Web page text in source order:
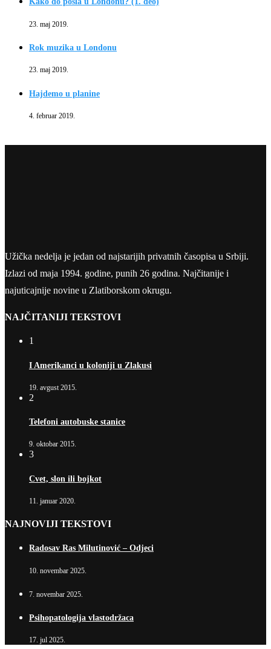
23. maj 2019.
Rok muzika u Londonu
23. maj 2019.
Hajdemo u planine
4. februar 2019.
Užička nedelja je jedan od najstarijih privatnih časopisa u Srbiji.
Izlazi od maja 1994. godine, punih 26 godina. Najčitanije i
najuticajnije novine u Zlatiborskom okrugu.
NAJČITANIJI TEKSTOVI
1
I Amerikanci u koloniji u Zlakusi
19. avgust 2015.
2
Telefoni autobuske stanice
9. oktobar 2015.
3
Cvet, slon ili bojkot
11. januar 2020.
NAJNOVIJI TEKSTOVI
Radosav Ras Milutinović – Odjeci
10. novembar 2025.
7. novembar 2025.
Psihopatologija vlastodržaca
17. jul 2025.